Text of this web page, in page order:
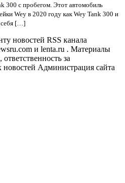
300 с пробегом. Этот автомобиль
Wey в 2020 году как Wey Tank 300 и
себя […]
новостей RSS канала
и lenta.ru . Материалы
за
новостей Администрация сайта